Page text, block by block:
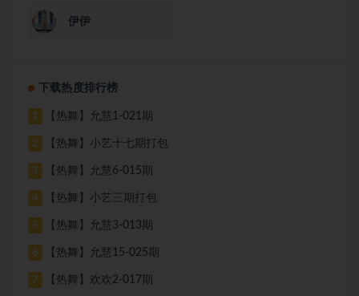
伊伊
下载热度排行榜
1 【热舞】允慧1-021期
2 【热舞】小艺十七期打包
3 【热舞】允慧6-015期
4 【热舞】小艺三期打包
5 【热舞】允慧3-013期
6 【热舞】允慧15-025期
7 【热舞】欢欢2-017期